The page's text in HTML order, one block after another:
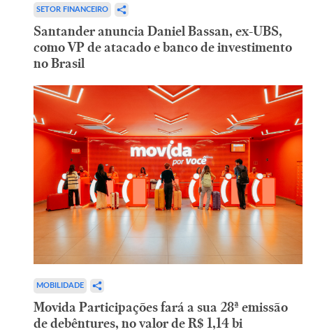
SETOR FINANCEIRO
Santander anuncia Daniel Bassan, ex-UBS,
como VP de atacado e banco de investimento
no Brasil
MOBILIDADE
Movida Participações fará a sua 28ª emissão
de debêntures, no valor de R$ 1,14 bi